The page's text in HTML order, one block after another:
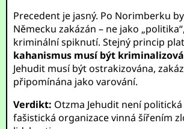
Precedent je jasný. Po Norimberku
Německu zakázán – ne jako
kriminální spiknutí. Stejný princip
kahanismus musí být
Jehudit musí být ostrakizována,
připomínána jako varování.
Verdikt: Otzma Jehudit není politická
fašistická organizace vinná šířením